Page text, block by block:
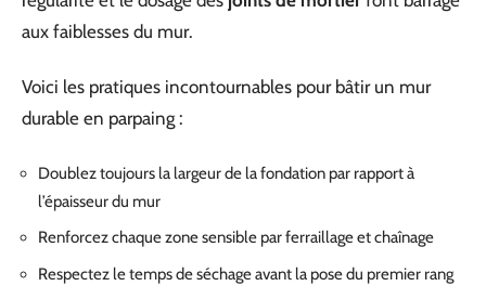
aux faiblesses du mur.
Voici les pratiques incontournables pour bâtir un mur
durable en parpaing :
Doublez toujours la largeur de la fondation par rapport à
l’épaisseur du mur
Renforcez chaque zone sensible par ferraillage et chaînage
Respectez le temps de séchage avant la pose du premier rang